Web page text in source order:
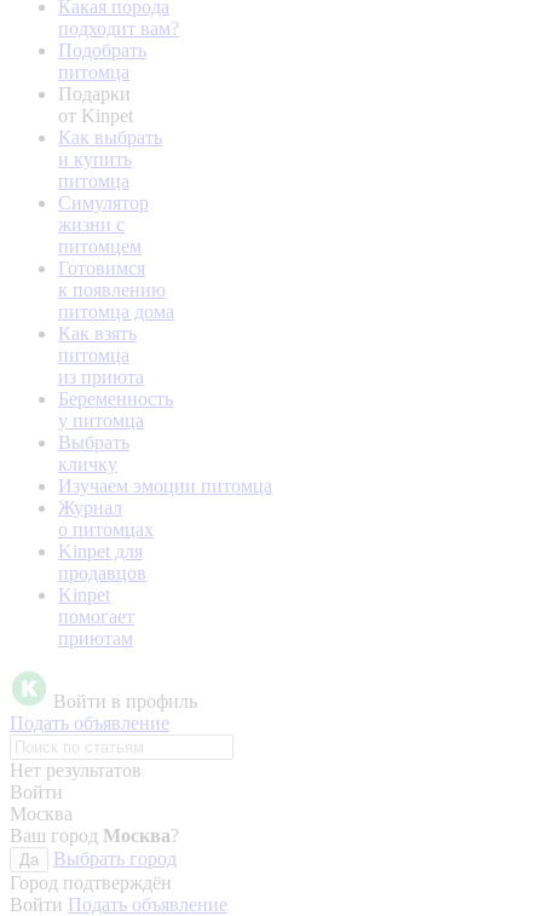
Какая порода
подходит вам?
Подобрать
питомца
Подарки
от Kinpet
Как выбрать
и купить
питомца
Симулятор
жизни с
питомцем
Готовимся
к появлению
питомца дома
Как взять
питомца
из приюта
Беременность
у питомца
Выбрать
кличку
Изучаем эмоции питомца
Журнал
о питомцах
Kinpet для
продавцов
Kinpet
помогает
приютам
Войти в профиль
Подать объявление
Нет результатов
Войти
Москва
Ваш город Москва?
Да
Выбрать город
Город подтверждён
Войти Подать объявление